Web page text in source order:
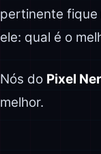
pertinente fique
ele: qual é o
Nós do Pixel
melhor.